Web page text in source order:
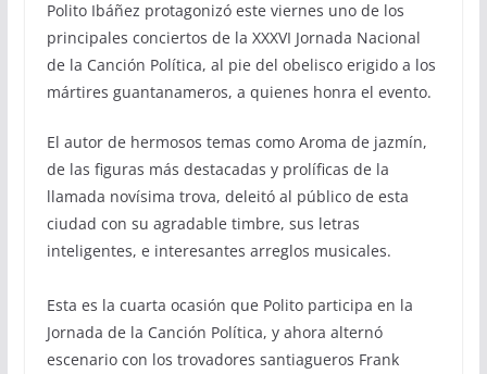
Polito Ibáñez protagonizó este viernes uno de los
principales conciertos de la XXXVI Jornada Nacional
de la Canción Política, al pie del obelisco erigido a los
mártires guantanameros, a quienes honra el evento.
El autor de hermosos temas como Aroma de jazmín,
de las figuras más destacadas y prolíficas de la
llamada novísima trova, deleitó al público de esta
ciudad con su agradable timbre, sus letras
inteligentes, e interesantes arreglos musicales.
Esta es la cuarta ocasión que Polito participa en la
Jornada de la Canción Política, y ahora alternó
escenario con los trovadores santiagueros Frank